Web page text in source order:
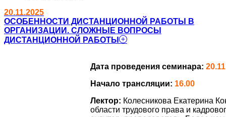
20.11.2025
ОСОБЕННОСТИ ДИСТАНЦИОННОЙ РАБОТЫ В
ОРГАНИЗАЦИИ. СЛОЖНЫЕ ВОПРОСЫ
ДИСТАНЦИОННОЙ РАБОТЫ
Дата проведения семинара:
Начало трансляции: 16.00
Лектор: Колесникова Екатерина
области трудового права и